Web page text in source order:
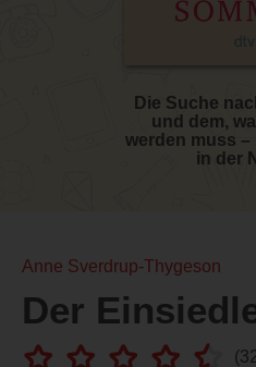
Die Suche
und dem,
werden muss –
in der
Anne Sverdrup-Thygeson
Der
(